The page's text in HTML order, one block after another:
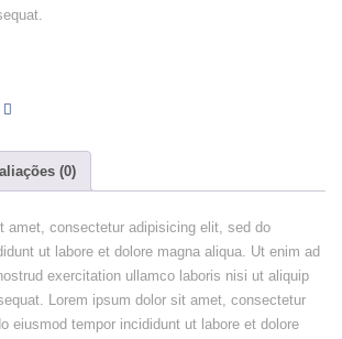
(0)
amet, consectetur adipisicing elit, sed do
ut labore et dolore magna aliqua. Ut enim ad
exercitation ullamco laboris nisi ut aliquip
Lorem ipsum dolor sit amet, consectetur
eiusmod tempor incididunt ut labore et dolore